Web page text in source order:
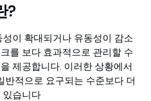
?
이 확대되거나 유동성이 감소
를 보다 효과적으로 관리할 수
제공합니다. 이러한 상황에서
반적으로 요구되는 수준보다 더
있습니다